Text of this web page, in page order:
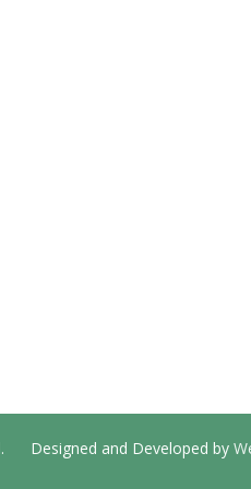
Designed and Developed by